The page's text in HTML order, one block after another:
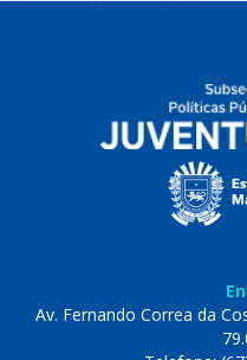
Av. Fernando Correa da